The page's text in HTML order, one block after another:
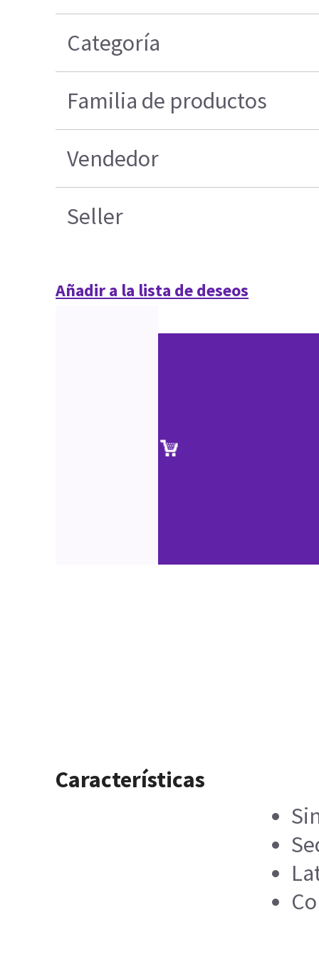
Categoría
Familia de productos
Vendedor
Seller
Añadir a la lista de deseos
Características